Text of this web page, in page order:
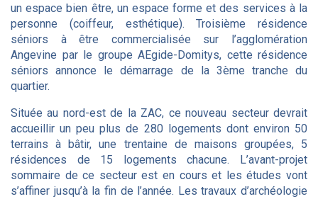
un espace bien être, un espace forme et des services à la
personne (coiffeur, esthétique). Troisième résidence
séniors à être commercialisée sur l’agglomération
Angevine par le groupe AEgide-Domitys, cette résidence
séniors annonce le démarrage de la 3ème tranche du
quartier.
Située au nord-est de la ZAC, ce nouveau secteur devrait
accueillir un peu plus de 280 logements dont environ 50
terrains à bâtir, une trentaine de maisons groupées, 5
résidences de 15 logements chacune. L’avant-projet
sommaire de ce secteur est en cours et les études vont
s’affiner jusqu’à la fin de l’année. Les travaux d’archéologie